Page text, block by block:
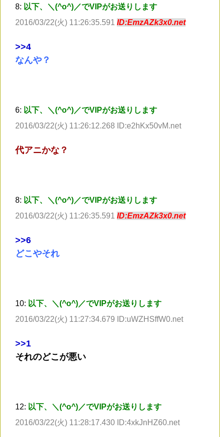
8: 以下、＼(^o^)／でVIPがお送りします
2016/03/22(火) 11:26:35.591 ID:EmzAZk3x0.net
>>4
なんや？
6: 以下、＼(^o^)／でVIPがお送りします
2016/03/22(火) 11:26:12.268 ID:e2hKx50vM.net
代アニかな？
8: 以下、＼(^o^)／でVIPがお送りします
2016/03/22(火) 11:26:35.591 ID:EmzAZk3x0.net
>>6
どこやそれ
10: 以下、＼(^o^)／でVIPがお送りします
2016/03/22(火) 11:27:34.679 ID:uWZHSffW0.net
>>1
それのどこが悪い
12: 以下、＼(^o^)／でVIPがお送りします
2016/03/22(火) 11:28:17.430 ID:4xkJnHZ60.net